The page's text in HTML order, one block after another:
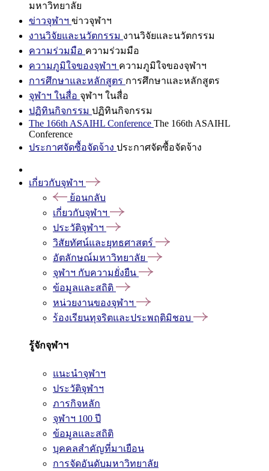
มหาวิทยาลัย
ข่าวจุฬาฯ ข่าวจุฬาฯ
งานวิจัยและนวัตกรรม งานวิจัยและนวัตกรรม
ความร่วมมือ ความร่วมมือ
ความภูมิใจของจุฬาฯ ความภูมิใจของจุฬาฯ
การศึกษาและหลักสูตร การศึกษาและหลักสูตร
จุฬาฯ ในสื่อ จุฬาฯ ในสื่อ
ปฏิทินกิจกรรม ปฏิทินกิจกรรม
The 166th ASAIHL Conference The 166th ASAIHL
Conference
ประกาศจัดซื้อจัดจ้าง ประกาศจัดซื้อจัดจ้าง
เกี่ยวกับจุฬาฯ
ย้อนกลับ
เกี่ยวกับจุฬาฯ
ประวัติจุฬาฯ
วิสัยทัศน์และยุทธศาสตร์
อัตลักษณ์มหาวิทยาลัย
จุฬาฯ กับความยั่งยืน
ข้อมูลและสถิติ
หน่วยงานของจุฬาฯ
ร้องเรียนทุจริตและประพฤติมิชอบ
รู้จักจุฬาฯ
แนะนำจุฬาฯ
ประวัติจุฬาฯ
ภารกิจหลัก
จุฬาฯ 100 ปี
ข้อมูลและสถิติ
บุคคลสำคัญที่มาเยือน
การจัดอันดับมหาวิทยาลัย